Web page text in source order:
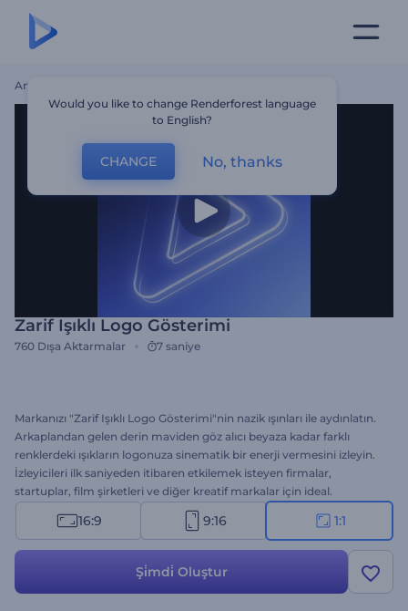
Ana Sayfa
Zarif Işıklı Logo Gösterimi
760 Dışa Aktarmalar 7 saniye
Markanızı "Zarif Işıklı Logo Gösterimi"nin nazik ışınları ile aydınlatın.
Arkaplandan gelen derin maviden göz alıcı beyaza kadar farklı
renklerdeki ışıkların logonuza sinematik bir enerji vermesini izleyin.
İzleyicileri ilk saniyeden itibaren etkilemek isteyen firmalar,
startuplar, film şirketleri ve diğer kreatif markalar için ideal.
Logonuzu yükleyin, mesajınızı girin ve müziği ayarlayın; hepsi bu.
Hemen oluşturun ve markanızın kimliğini şık bir şekilde sergileyin!
16:9 9:16 1:1
Şi̇mdi̇ Oluştur
Would you like to change Renderforest language
to English?
CHANGE No, thanks